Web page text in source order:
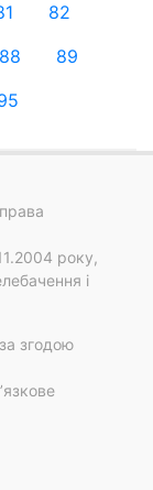
82
88
89
року,
і
згодою